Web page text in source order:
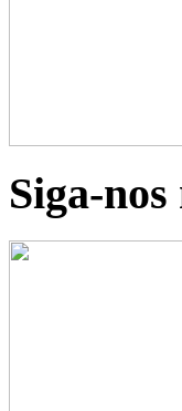
Siga-nos